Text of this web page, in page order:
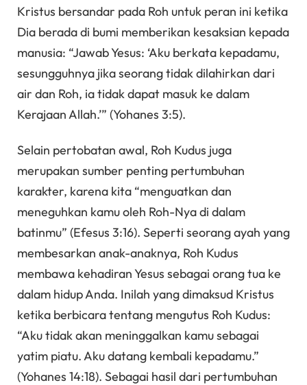
Kristus bersandar pada Roh untuk peran ini ketika
Dia berada di bumi memberikan kesaksian kepada
manusia: “Jawab Yesus: ‘Aku berkata kepadamu,
sesungguhnya jika seorang tidak dilahirkan dari
air dan Roh, ia tidak dapat masuk ke dalam
Kerajaan Allah.’” (Yohanes 3:5).
Selain pertobatan awal, Roh Kudus juga
merupakan sumber penting pertumbuhan
karakter, karena kita “menguatkan dan
meneguhkan kamu oleh Roh-Nya di dalam
batinmu” (Efesus 3:16). Seperti seorang ayah yang
membesarkan anak-anaknya, Roh Kudus
membawa kehadiran Yesus sebagai orang tua ke
dalam hidup Anda. Inilah yang dimaksud Kristus
ketika berbicara tentang mengutus Roh Kudus:
“Aku tidak akan meninggalkan kamu sebagai
yatim piatu. Aku datang kembali kepadamu.”
(Yohanes 14:18). Sebagai hasil dari pertumbuhan